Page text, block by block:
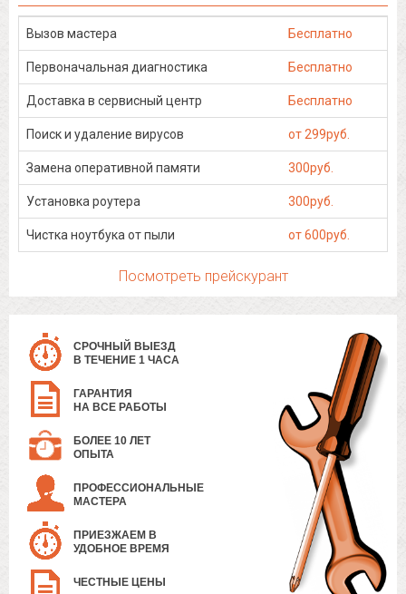
Вызов мастера Бесплатно
Первоначальная диагностика Бесплатно
Доставка в сервисный центр Бесплатно
Поиск и удаление вирусов от 299руб.
Замена оперативной памяти 300руб.
Установка роутера 300руб.
Чистка ноутбука от пыли от 600руб.
Посмотреть прейскурант
СРОЧНЫЙ ВЫЕЗД
В ТЕЧЕНИЕ 1 ЧАСА
ГАРАНТИЯ
НА ВСЕ РАБОТЫ
БОЛЕЕ 10 ЛЕТ
ОПЫТА
ПРОФЕССИОНАЛЬНЫЕ
МАСТЕРА
ПРИЕЗЖАЕМ В
УДОБНОЕ ВРЕМЯ
ЧЕСТНЫЕ ЦЕНЫ